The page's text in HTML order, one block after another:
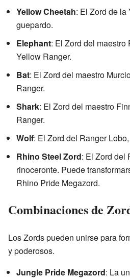
Yellow Cheetah: El Zord de la
guepardo.
Elephant: El Zord del maestro
Yellow Ranger.
Bat: El Zord del maestro
Ranger.
Shark: El Zord del maestro
Ranger.
Wolf: El Zord del Ranger
Rhino Steel Zord: El Zord del
rinoceronte. Puede
Rhino Pride Megazord.
Combinaciones de
Los Zords pueden unirse para
y poderosos.
Jungle Pride Megazord: La